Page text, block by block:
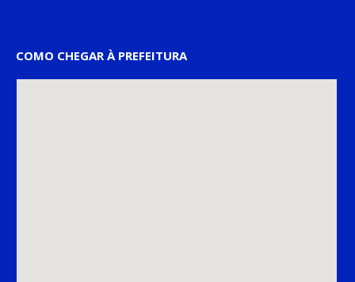
COMO CHEGAR À PREFEITURA